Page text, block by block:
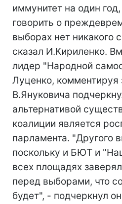
иммунитет на один
говорить о
выборах нет никакого
сказал И.Кириленко.
лидер "Народной
Луценко, комментируя
В.Януковича
альтернативой
коалиции является
парламента. "Другого
поскольку и БЮТ и
всех площадях
перед выборами, что
будет", - подчеркнул